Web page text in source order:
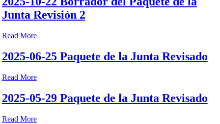
Junta Revisión 2
Read More
2025-06-25 Paquete de la Junta Revisado
Read More
2025-05-29 Paquete de la Junta Revisado
Read More